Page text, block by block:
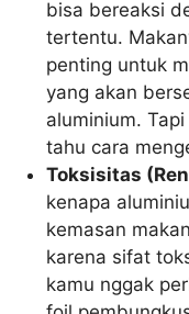
bisa bereaksi
tertentu.
penting untuk
yang akan
aluminium.
tahu cara
Toksisitas
kenapa
kemasan
karena sifat
kamu nggak